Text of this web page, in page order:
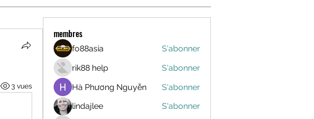
3 vues
membres
fo88asia
S'abonner
rik88 help
S'abonner
Hà Phương Nguyễn
S'abonner
lindajlee
S'abonner